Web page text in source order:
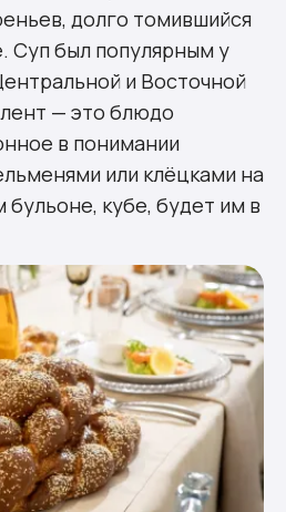
долго томившийся
Суп был популярным у
и Восточной
— это блюдо
в понимании
или клёцками на
бульоне, кубе, будет им в